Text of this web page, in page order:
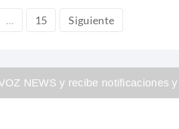
… 15 Siguiente
NEWS y recibe notificaciones